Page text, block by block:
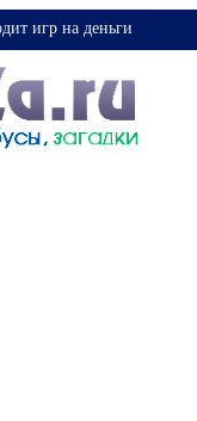
игр на деньги